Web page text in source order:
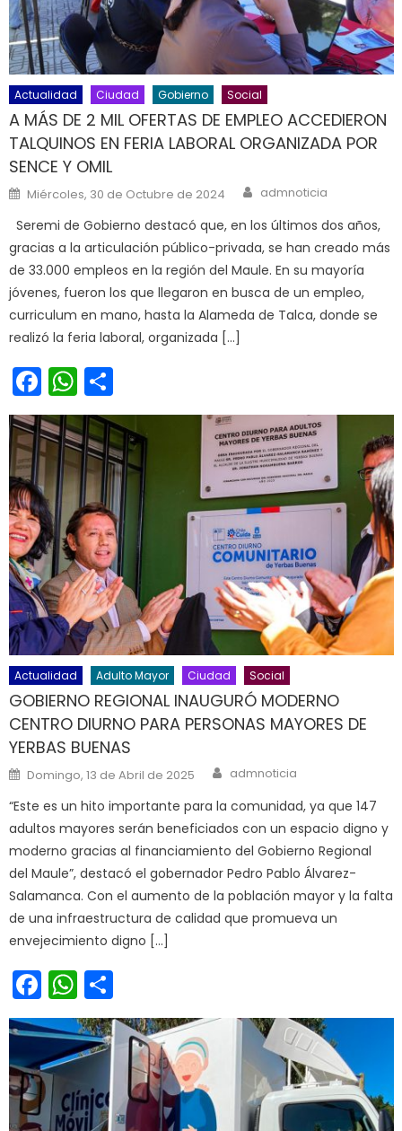
Actualidad Ciudad Gobierno Social
A MÁS DE 2 MIL OFERTAS DE EMPLEO ACCEDIERON
TALQUINOS EN FERIA LABORAL ORGANIZADA POR
SENCE Y OMIL
Posted on
Miércoles, 30 de Octubre de 2024 Author
admnoticia
Seremi de Gobierno destacó que, en los últimos dos años,
gracias a la articulación público-privada, se han creado más
de 33.000 empleos en la región del Maule. En su mayoría
jóvenes, fueron los que llegaron en busca de un empleo,
curriculum en mano, hasta la Alameda de Talca, donde se
realizó la feria laboral, organizada […]
Facebook
WhatsApp
Actualidad Adulto Mayor Ciudad Social
GOBIERNO REGIONAL INAUGURÓ MODERNO
CENTRO DIURNO PARA PERSONAS MAYORES DE
YERBAS BUENAS
Posted on
Domingo, 13 de Abril de 2025 Author
admnoticia
“Este es un hito importante para la comunidad, ya que 147
adultos mayores serán beneficiados con un espacio digno y
moderno gracias al financiamiento del Gobierno Regional
del Maule”, destacó el gobernador Pedro Pablo Álvarez-
Salamanca. Con el aumento de la población mayor y la falta
de una infraestructura de calidad que promueva un
envejecimiento digno […]
Facebook
WhatsApp